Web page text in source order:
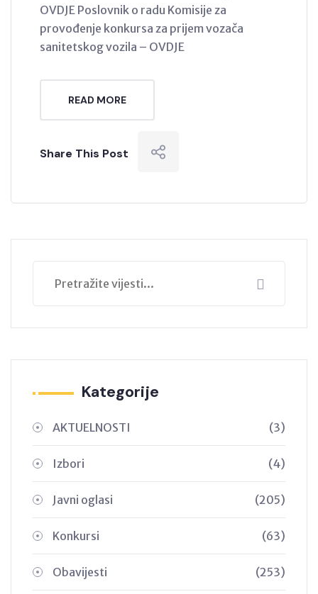
OVDJE Poslovnik o radu Komisije za
provođenje konkursa za prijem vozača
sanitetskog vozila – OVDJE
READ MORE
Share This Post
Kategorije
AKTUELNOSTI (3)
Izbori (4)
Javni oglasi (205)
Konkursi (63)
Obavijesti (253)